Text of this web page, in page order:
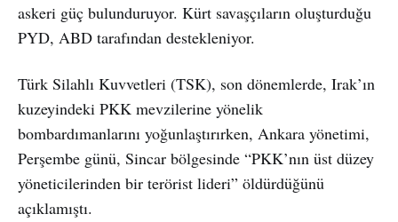
askeri güç bulunduruyor. Kürt savaşçıların oluşturduğu
PYD, ABD tarafından destekleniyor.
Türk Silahlı Kuvvetleri (TSK), son dönemlerde, Irak’ın
kuzeyindeki PKK mevzilerine yönelik
bombardımanlarını yoğunlaştırırken, Ankara yönetimi,
Perşembe günü, Sincar bölgesinde “PKK’nın üst düzey
yöneticilerinden bir terörist lideri” öldürdüğünü
açıklamıştı.